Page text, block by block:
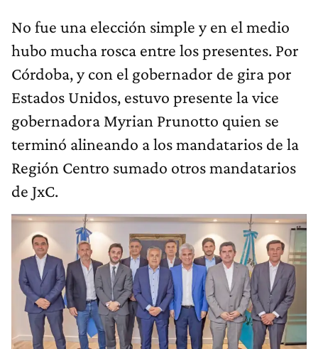
No fue una elección simple y en el medio
hubo mucha rosca entre los presentes. Por
Córdoba, y con el gobernador de gira por
Estados Unidos, estuvo presente la vice
gobernadora Myrian Prunotto quien se
terminó alineando a los mandatarios de la
Región Centro sumado otros mandatarios
de JxC.